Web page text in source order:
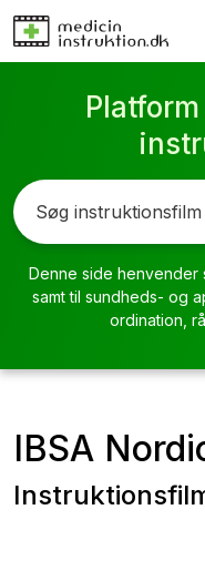
Denne side henvender
samt til sundheds- og
ordination,
IBSA